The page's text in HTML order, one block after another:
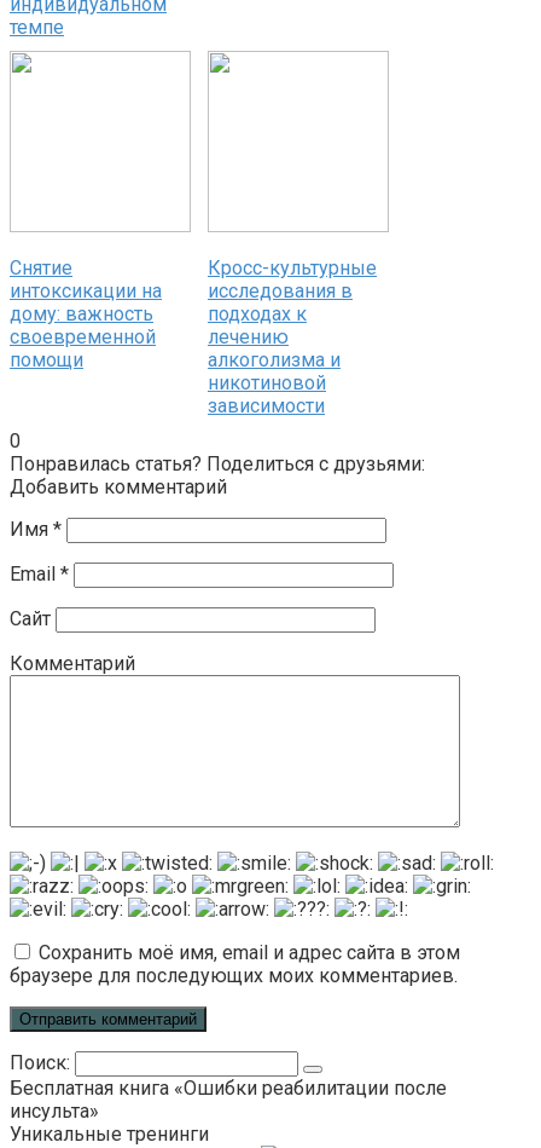
индивидуальном
темпе
Снятие
интоксикации на
дому: важность
своевременной
помощи
Кросс-культурные
исследования в
подходах к
лечению
алкоголизма и
никотиновой
зависимости
0
Понравилась статья? Поделиться с друзьями:
Добавить комментарий
Имя *
Email *
Сайт
Комментарий
Сохранить моё имя, email и адрес сайта в этом
браузере для последующих моих комментариев.
Поиск:
Бесплатная книга «Ошибки реабилитации после
инсульта»
Уникальные тренинги